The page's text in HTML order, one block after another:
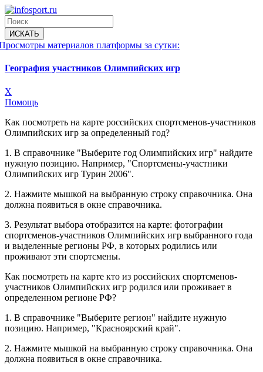
материалов платформы за сутки:
География участников Олимпийских игр
X
Помощь
Как посмотреть на карте российских спортсменов-участников
Олимпийских игр за определенный год?
1. В справочнике "Выберите год Олимпийских игр" найдите
нужную позицию. Например, "Спортсмены-участники
Олимпийских игр Турин 2006".
2. Нажмите мышкой на выбранную строку справочника. Она
должна появиться в окне справочника.
3. Результат выбора отобразится на карте: фотографии
спортсменов-участников Олимпийских игр выбранного года
и выделенные регионы РФ, в которых родились или
проживают эти спортсмены.
Как посмотреть на карте кто из российских спортсменов-
участников Олимпийских игр родился или проживает в
определенном регионе РФ?
1. В справочнике "Выберите регион" найдите нужную
позицию. Например, "Красноярский край".
2. Нажмите мышкой на выбранную строку справочника. Она
должна появиться в окне справочника.